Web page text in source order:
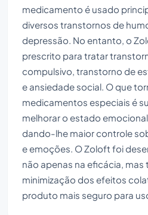
medicamento é usado
diversos transtornos de
depressão. No entanto, o
prescrito para tratar
compulsivo, transtorno de
e ansiedade social. O que
medicamentos especiais é
melhorar o estado
dando-lhe maior controle
e emoções. O Zoloft foi
não apenas na eficácia, mas
minimização dos efeitos
produto mais seguro para